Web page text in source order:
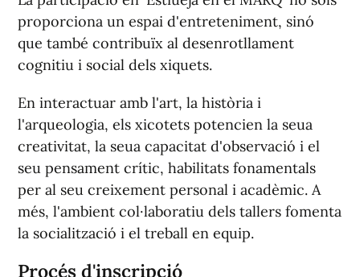
proporciona un espai d'entreteniment, sinó
que també contribuïx al desenrotllament
cognitiu i social dels xiquets.
En interactuar amb l'art, la història i
l'arqueologia, els xicotets potencien la seua
creativitat, la seua capacitat d'observació i el
seu pensament crític, habilitats fonamentals
per al seu creixement personal i acadèmic. A
més, l'ambient col·laboratiu dels tallers fomenta
la socialització i el treball en equip.
Procés d'inscripció